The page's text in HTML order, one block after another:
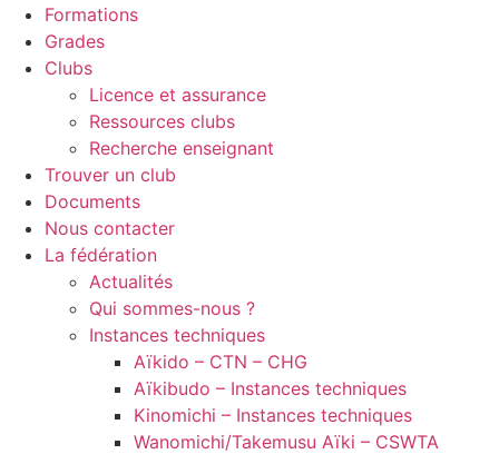
Formations
Grades
Clubs
Licence et assurance
Ressources clubs
Recherche enseignant
Trouver un club
Documents
Nous contacter
La fédération
Actualités
Qui sommes-nous ?
Instances techniques
Aïkido – CTN – CHG
Aïkibudo – Instances techniques
Kinomichi – Instances techniques
Wanomichi/Takemusu Aïki – CSWTA